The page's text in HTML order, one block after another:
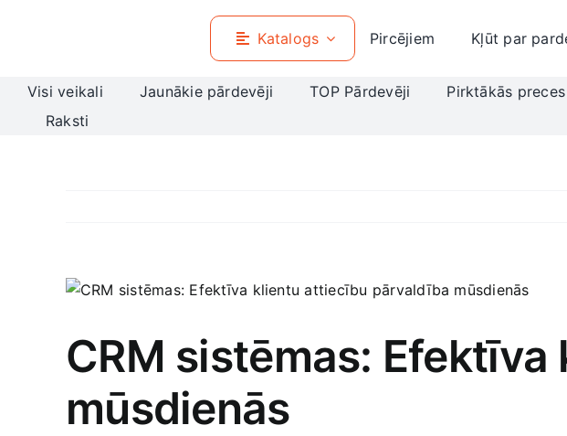
Katalogs Pircējiem Kļūt par
Visi veikali Jaunākie pārdevēji TOP Pārdevēji
Pirktākās preces
Raksti
View
Image
CRM sistēmas:
mūsdienās